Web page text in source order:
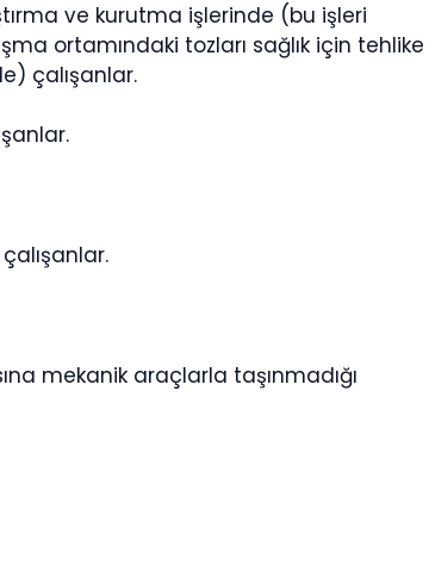
ve kurutma işlerinde (bu işleri
ortamındaki tozları sağlık için tehlike
çalışanlar.
mekanik araçlarla taşınmadığı